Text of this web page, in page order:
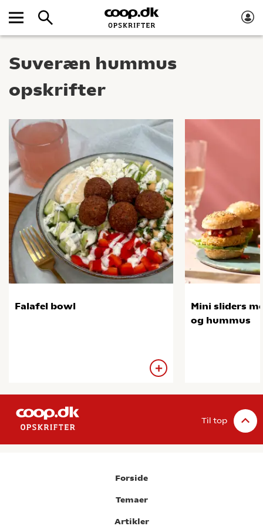
Suveræn hummus
opskrifter
Falafel bowl
Mini sliders
og hummus
Til top
Forside
Temaer
Artikler